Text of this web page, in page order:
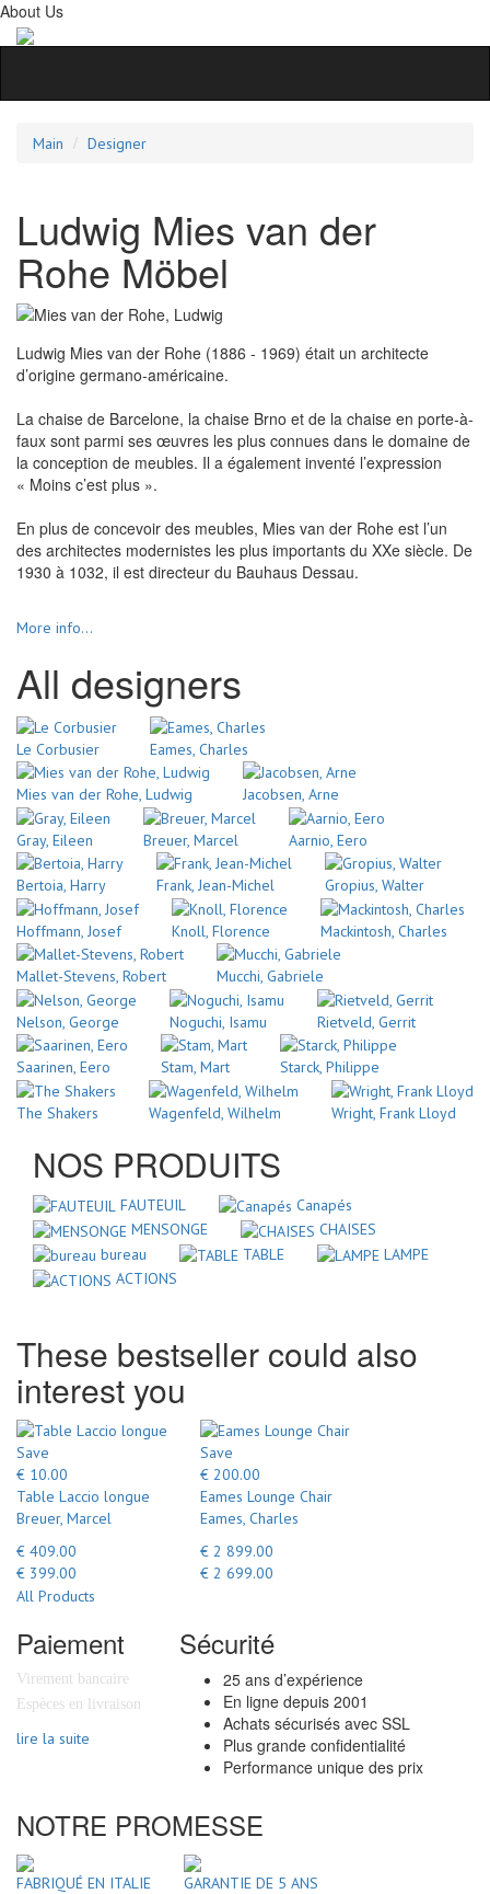
About Us
Main Designer
Ludwig Mies van der
Rohe Möbel
Ludwig Mies van der Rohe (1886 - 1969) était un architecte
d’origine germano-américaine.
La chaise de Barcelone, la chaise Brno et de la chaise en porte-à-
faux sont parmi ses œuvres les plus connues dans le domaine de
la conception de meubles. Il a également inventé l’expression
« Moins c’est plus ».
En plus de concevoir des meubles, Mies van der Rohe est l’un
des architectes modernistes les plus importants du XXe siècle. De
1930 à 1032, il est directeur du Bauhaus Dessau.
More info...
All designers
Le Corbusier Eames, Charles
Mies van der Rohe, Ludwig Jacobsen, Arne
Gray, Eileen Breuer, Marcel Aarnio, Eero
Bertoia, Harry Frank, Jean-Michel Gropius, Walter
Hoffmann, Josef Knoll, Florence Mackintosh, Charles
Mallet-Stevens, Robert Mucchi, Gabriele
Nelson, George Noguchi, Isamu Rietveld, Gerrit
Saarinen, Eero Stam, Mart Starck, Philippe
The Shakers Wagenfeld, Wilhelm Wright, Frank Lloyd
NOS PRODUITS
FAUTEUIL
Canapés
MENSONGE
CHAISES
bureau
TABLE
LAMPE
ACTIONS
These bestseller could also
interest you
Save
€ 10.00
Table Laccio longue
Breuer, Marcel
€ 409.00
€ 399.00
Save
€ 200.00
Eames Lounge Chair
Eames, Charles
€ 2 899.00
€ 2 699.00
All Products
Paiement
Virement bancaire
Espèces en livraison
lire la suite
Sécurité
25 ans d’expérience
En ligne depuis 2001
Achats sécurisés avec SSL
Plus grande confidentialité
Performance unique des prix
NOTRE PROMESSE
FABRIQUÉ EN ITALIE GARANTIE DE 5 ANS